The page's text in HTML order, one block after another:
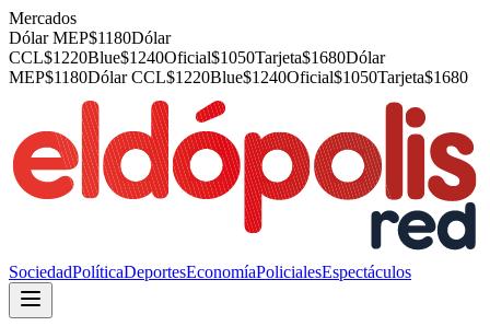
Mercados
Dólar MEP$1180Dólar
CCL$1220Blue$1240Oficial$1050Tarjeta$1680Dólar
MEP$1180Dólar CCL$1220Blue$1240Oficial$1050Tarjeta$1680
SociedadPolíticaDeportesEconomíaPolicialesEspectáculos